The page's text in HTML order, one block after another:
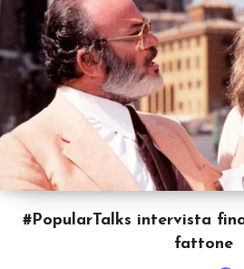
#PopularTalks intervista
fattone